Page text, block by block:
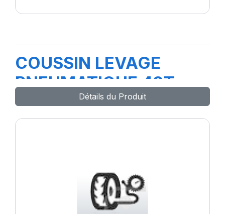
COUSSIN LEVAGE
PNEUMATIQUE 43T
Détails du Produit